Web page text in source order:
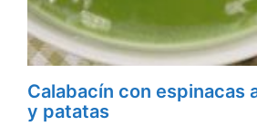
Calabacín con espinacas
y patatas